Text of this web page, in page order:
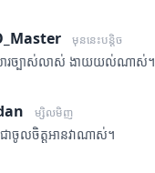
មុននេះបន្តិច
ារច្បាស់លាស់ ងាយយល់ណាស់។
ម្សិលមិញ
ជាចូលចិត្តអានវាណាស់។